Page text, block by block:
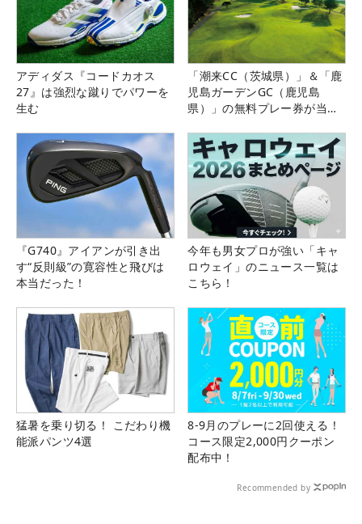
アディダス『コードカオス
27』は強烈な蹴りでパワーを
生む
「潮来CC（茨城県）」＆「鹿
児島ガーデンGC（鹿児島
県）」の無料プレー券が当た
『G740』アイアンが引き出
す“反則級”の寛容性と飛びは
本当だった！
今年も男女プロが強い「キャ
ロウェイ」のニュース一覧は
こちら！
猛暑を乗り切る！ こだわり機
能派パンツ4選
8-9月のプレーに2回使える！
コース限定2,000円クーポン
配布中！
Recommended by